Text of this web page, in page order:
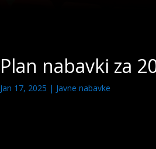
Plan nabavki za
Jan 17, 2025 | Javne nabavke